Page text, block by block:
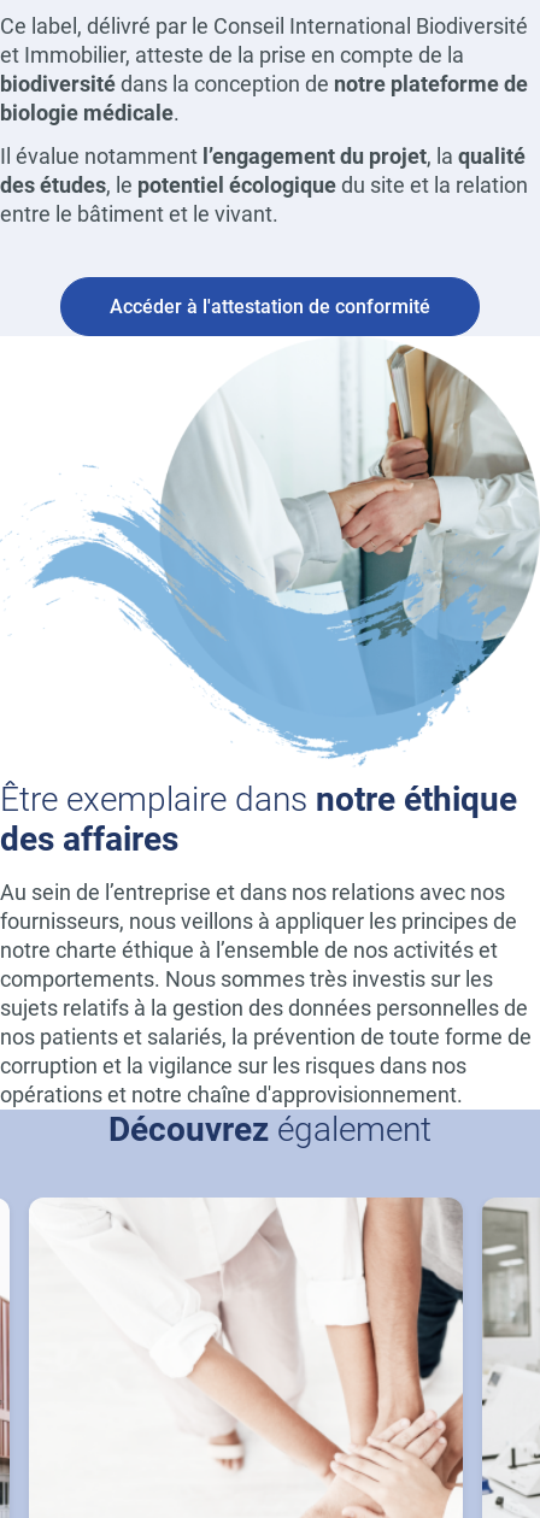
Ce label, délivré par le Conseil International Biodiversité
et Immobilier, atteste de la prise en compte de la
biodiversitédans la conception de notre plateforme de
biologie médicale.
Il évalue notamment l’engagement du projet, la qualité
des études, le potentiel écologiquedu site et la relation
entre le bâtiment et le vivant.
Accéder à l'attestation de conformité
Être exemplaire dans notre éthique
des affaires
Au sein de l’entreprise et dans nos relations avec nos
fournisseurs, nous veillons à appliquer les principes de
notre charte éthique à l’ensemble de nos activités et
comportements. Nous sommes très investis sur les
sujets relatifs à la gestion des données personnelles de
nos patients et salariés, la prévention de toute forme de
corruption et la vigilance sur les risques dans nos
opérations et notre chaîne d'approvisionnement.
Découvrez également